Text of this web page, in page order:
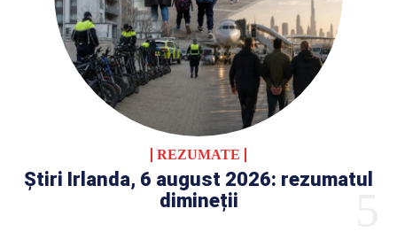
REZUMATE
Știri Irlanda, 6 august 2026: rezumatul
dimineții